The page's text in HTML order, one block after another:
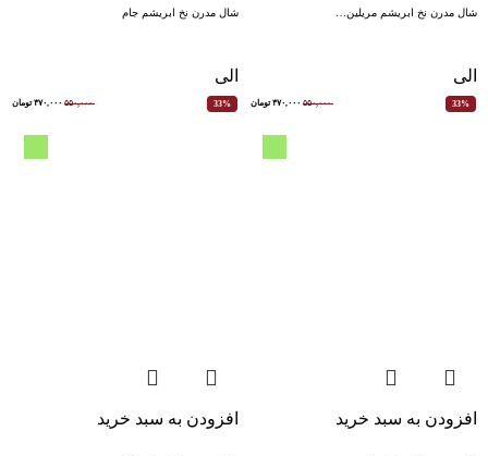
شال مدرن نخ ابریشم مریلین…
الی
33% ۵۵۰,۰۰۰ ۳۷۰,۰۰۰ تومان
شال مدرن نخ ابریشم جام
الی
33% ۵۵۰,۰۰۰ ۳۷۰,۰۰۰ تومان
افزودن به سبد خرید افزودن به سبد خرید